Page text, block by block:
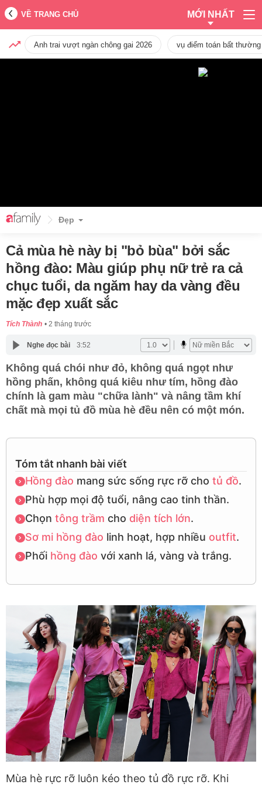
VỀ TRANG CHỦ MỚI NHẤT
Anh trai vượt ngàn chông gai 2026 vụ điểm toán bất
Đẹp
Cả mùa hè này bị "bỏ bùa" bởi sắc
hồng đào: Màu giúp phụ nữ trẻ ra cả
chục tuổi, da ngăm hay da vàng đều
mặc đẹp xuất sắc
Tích Thành 2 tháng trước
Nghe đọc bài 3:52
Không quá chói như đỏ, không quá ngọt như
hồng phấn, không quá kiêu như tím, hồng đào
chính là gam màu "chữa lành" và nâng tầm khí
chất mà mọi tủ đồ mùa hè đều nên có một món.
Tóm tắt nhanh bài viết
Hồng đào mang sức sống rực rỡ cho tủ đồ.
Phù hợp mọi độ tuổi, nâng cao tinh thần.
Chọn tông trầm cho diện tích lớn.
Sơ mi hồng đào linh hoạt, hợp nhiều outfit.
Phối hồng đào với xanh lá, vàng và trắng.
Mùa hè rực rỡ luôn kéo theo tủ đồ rực rỡ. Khi